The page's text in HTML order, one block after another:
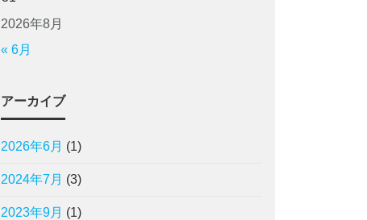
2026年8月
« 6月
アーカイブ
2026年6月 (1)
2024年7月 (3)
2023年9月 (1)